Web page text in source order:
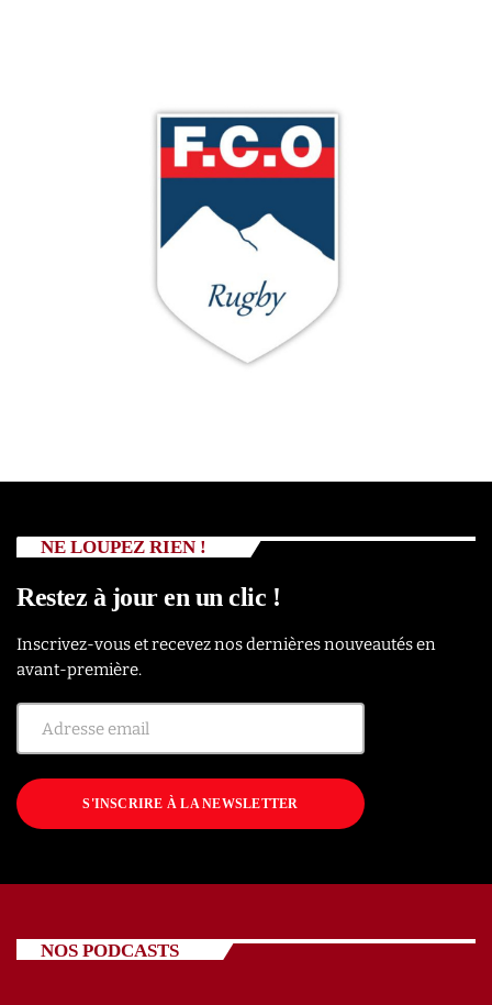
NE LOUPEZ RIEN !
Restez à jour en un clic !
Inscrivez-vous et recevez nos dernières nouveautés en
avant-première.
S'INSCRIRE À LA NEWSLETTER
NOS PODCASTS